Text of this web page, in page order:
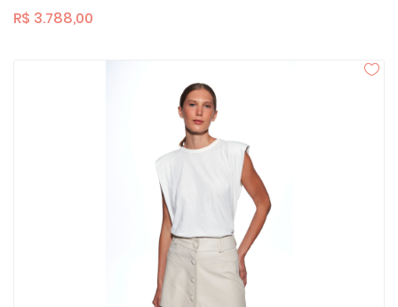
R$ 3.788,00